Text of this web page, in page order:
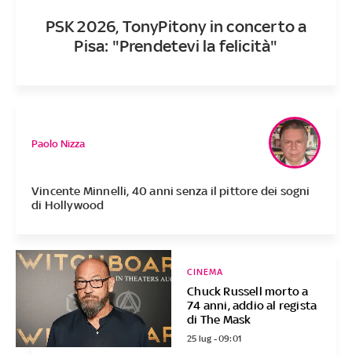
PSK 2026, TonyPitony in concerto a
Pisa: "Prendetevi la felicità"
Vincente Minnelli, 40 anni senza il pittore dei sogni
di Hollywood
Paolo Nizza
Chuck Russell morto a
74 anni, addio al regista
di The Mask
CINEMA
25 lug - 09:01